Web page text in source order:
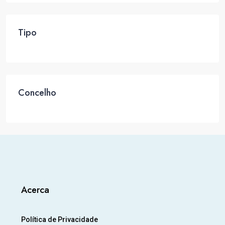
Tipo
Concelho
Acerca
Política de Privacidade